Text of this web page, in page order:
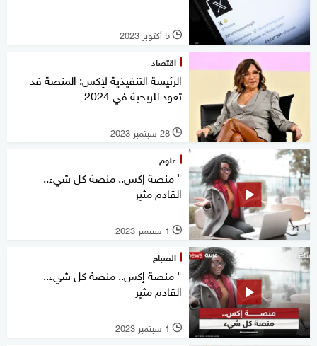
l 5 أكتوبر 2023
اقتصاد
الرئيسة التنفيذية لإكس: المنصة قد
تعود للربحية في 2024
l 28 سبتمبر 2023
علوم
" منصة إكس.. منصة كل شيء..
القادم مثير
l 1 سبتمبر 2023
الصباح
" منصة إكس.. منصة كل شيء..
القادم مثير
l 1 سبتمبر 2023